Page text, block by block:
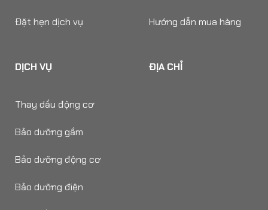
Đặt hẹn dịch vụ Hướng dẫn mua hàng
DỊCH VỤ
Thay dầu động cơ
Bảo dưỡng gầm
Bảo dưỡng động cơ
Bảo dưỡng điện
ĐỊA CHỈ